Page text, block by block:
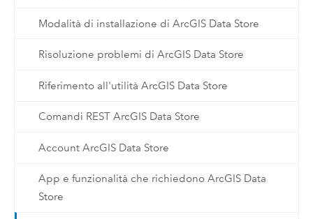
Modalità di installazione di ArcGIS Data Store
Risoluzione problemi di ArcGIS Data Store
Riferimento all'utilità ArcGIS Data Store
Comandi REST ArcGIS Data Store
Account ArcGIS Data Store
App e funzionalità che richiedono ArcGIS Data
Store